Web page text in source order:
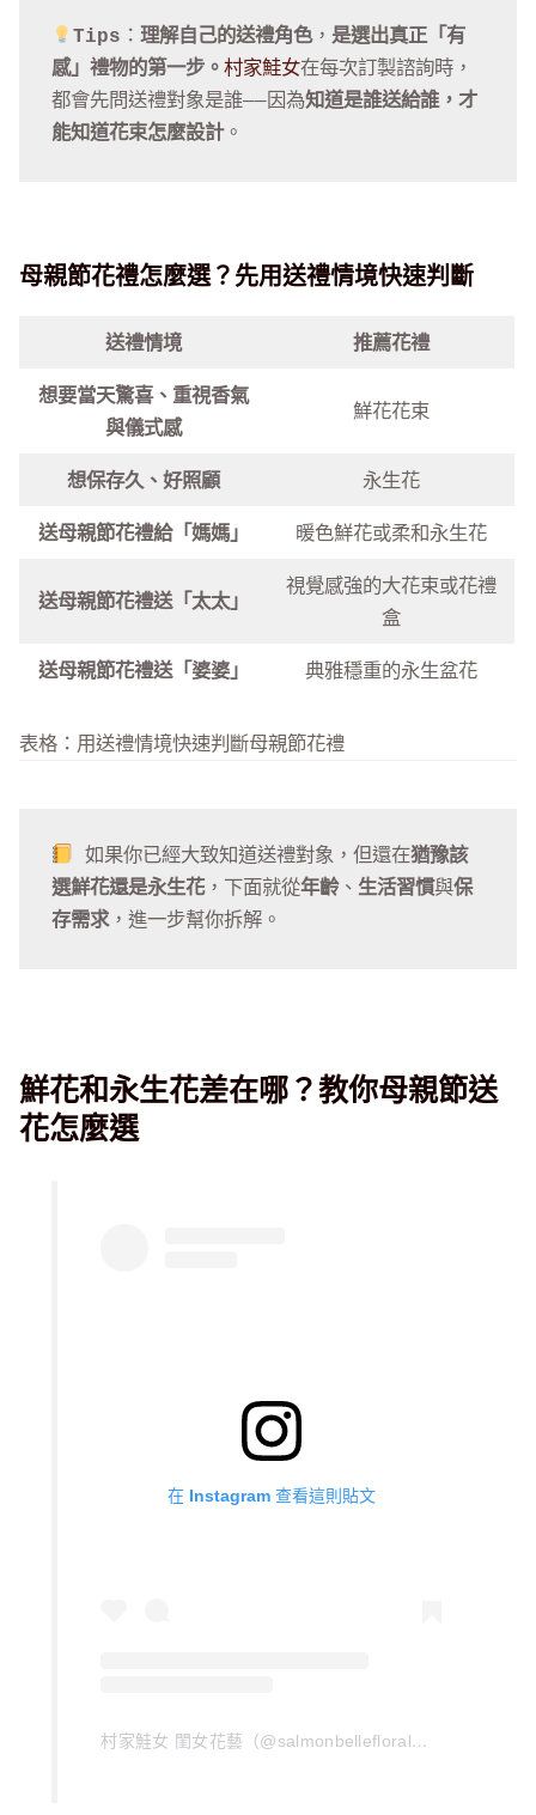
Tips ：理解自己的送禮角色，是選出真正「有
感」禮物的第一步。 村家鮭女在每次訂製諮詢時，
都會先問送禮對象是誰——因為知道是誰送給誰，才
能知道花束怎麼設計。
母親節花禮怎麼選？先用送禮情境快速判斷
送禮情境 推薦花禮
想要當天驚喜、重視香氣
與儀式感
鮮花花束
想保存久、好照顧 永生花
送母親節花禮給「媽媽」 暖色鮮花或柔和永生花
送母親節花禮送「太太」
視覺感強的大花束或花禮
盒
送母親節花禮送「婆婆」 典雅穩重的永生盆花
表格：用送禮情境快速判斷母親節花禮
如果你已經大致知道送禮對象，但還在猶豫該
選鮮花還是永生花，下面就從年齡、 生活習慣與保
存需求，進一步幫你拆解。
鮮花和永生花差在哪？教你母親節送
花怎麼選
在 Instagram 查看這則貼文
村家鮭女 閨女花藝（@salmonbellefloral）分享的貼文